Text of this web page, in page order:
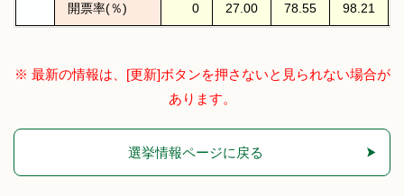
開票率(％) 0 27.00 78.55 98.21
※ 最新の情報は、[更新]ボタンを押さないと見られない場合が
あります。
選挙情報ページに戻る